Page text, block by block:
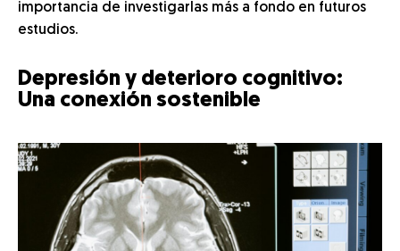
importancia de investigarlas más a fondo en futuros
estudios.
Depresión y deterioro cognitivo:
Una conexión sostenible